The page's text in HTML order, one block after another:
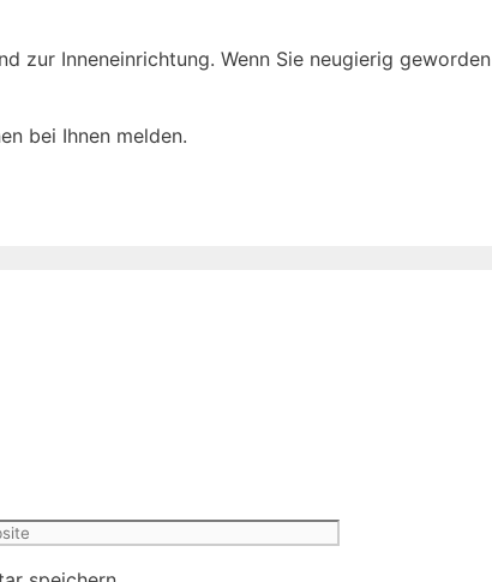
zur Inneneinrichtung. Wenn Sie neugierig geworden
bei Ihnen melden.